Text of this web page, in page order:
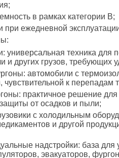
в рамках категории B;
при ежедневной
универсальная техника для
и других грузов, требующих
автомобили с
чувствительной к перепадам
практичное решение для
от осадков и пыли;
с холодильным
и другой
надстройки: база для
эвакуаторов,